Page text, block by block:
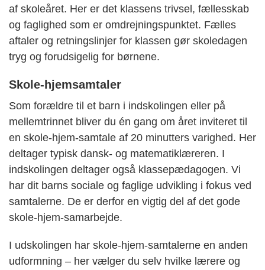
af skoleåret. Her er det klassens trivsel, fællesskab
og faglighed som er omdrejningspunktet. Fælles
aftaler og retningslinjer for klassen gør skoledagen
tryg og forudsigelig for børnene.
Skole-hjemsamtaler
Som forældre til et barn i indskolingen eller på
mellemtrinnet bliver du én gang om året inviteret til
en skole-hjem-samtale af 20 minutters varighed. Her
deltager typisk dansk- og matematiklæreren. I
indskolingen deltager også klassepædagogen. Vi
har dit barns sociale og faglige udvikling i fokus ved
samtalerne. De er derfor en vigtig del af det gode
skole-hjem-samarbejde.
I udskolingen har skole-hjem-samtalerne en anden
udformning – her vælger du selv hvilke lærere og